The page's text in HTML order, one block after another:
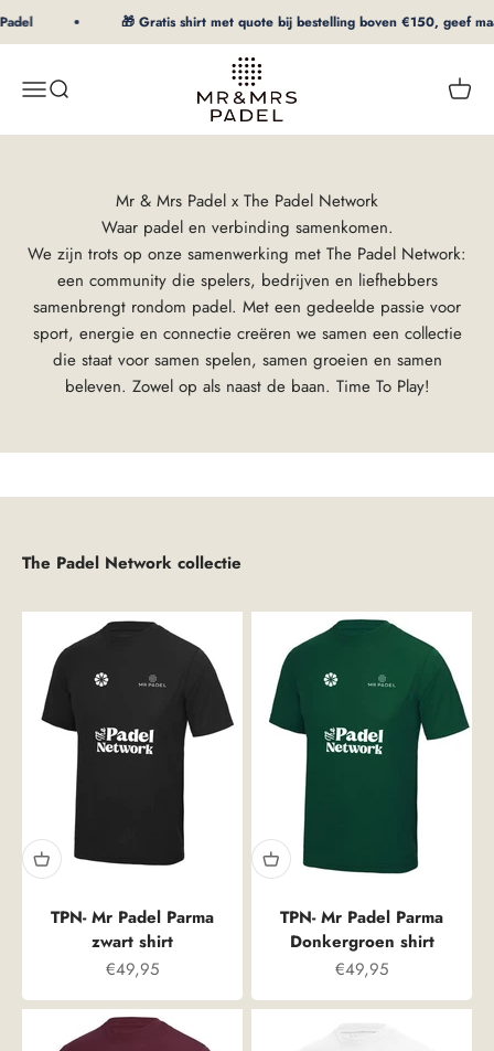
Au contenu 🎁 Gratis shirt met quote bij bestelling boven €150, geef
MenuRecherche
mrpadel.com
Mr & Mrs Padel x The Padel Network
Waar padel en verbinding samenkomen.
We zijn trots op onze samenwerking met The Padel Network:
een community die spelers, bedrijven en liefhebbers
samenbrengt rondom padel. Met een gedeelde passie voor
sport, energie en connectie creëren we samen een collectie
die staat voor samen spelen, samen groeien en samen
beleven. Zowel op als naast de baan. Time To Play!
The Padel Network collectie
TPN- Mr Padel Parma
zwart shirt
Prix spécial
€49,95
TPN- Mr Padel Parma
Donkergroen shirt
Prix spécial
€49,95